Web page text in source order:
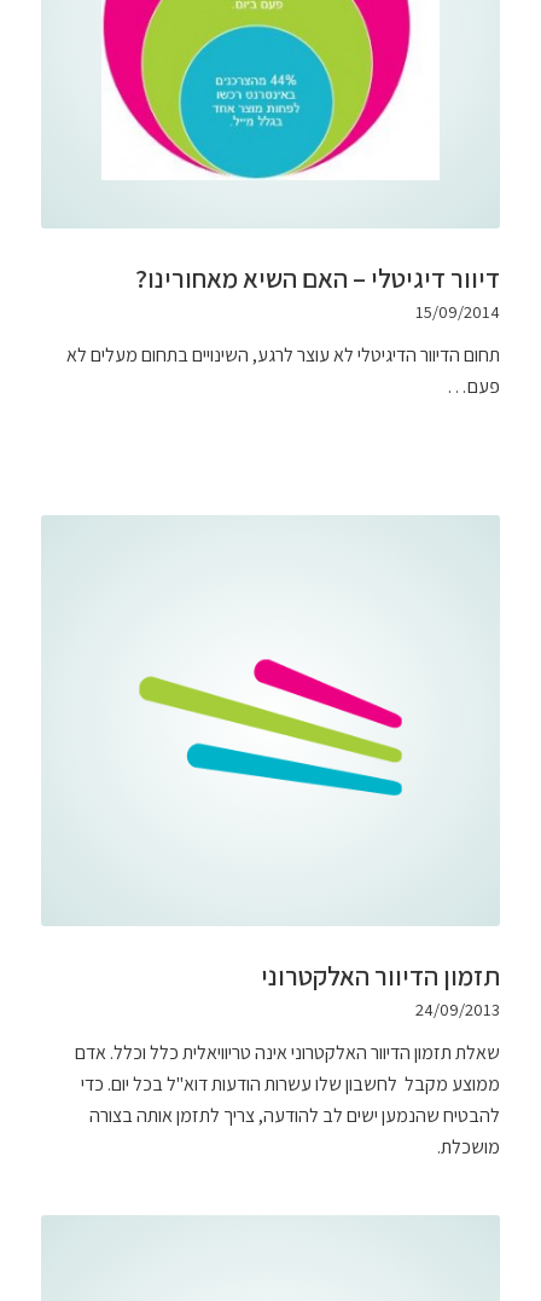
דיוור דיגיטלי – האם השיא מאחורינו?
15/09/2014
תחום הדיוור הדיגיטלי לא עוצר לרגע, השינויים בתחום מעלים לא
פעם…
תזמון הדיוור האלקטרוני
24/09/2013
שאלת תזמון הדיוור האלקטרוני אינה טריוויאלית כלל וכלל. אדם
ממוצע מקבל לחשבון שלו עשרות הודעות דוא"ל בכל יום. כדי
להבטיח שהנמען ישים לב להודעה, צריך לתזמן אותה בצורה
מושכלת.